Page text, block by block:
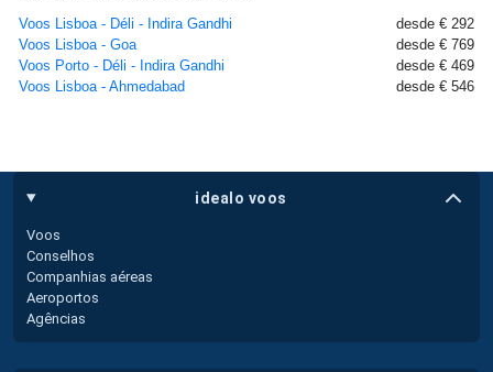
Voos Lisboa - Déli - Indira Gandhi
desde € 292
Voos Lisboa - Goa
desde € 769
Voos Porto - Déli - Indira Gandhi
desde € 469
Voos Lisboa - Ahmedabad
desde € 546
idealo voos
Voos
Conselhos
Companhias aéreas
Aeroportos
Agências